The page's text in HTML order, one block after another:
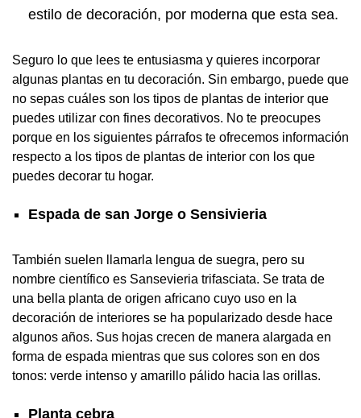
estilo de decoración, por moderna que esta sea.
Seguro lo que lees te entusiasma y quieres incorporar
algunas plantas en tu decoración. Sin embargo, puede que
no sepas cuáles son los tipos de plantas de interior que
puedes utilizar con fines decorativos. No te preocupes
porque en los siguientes párrafos te ofrecemos información
respecto a los tipos de plantas de interior con los que
puedes decorar tu hogar.
Espada de san Jorge o Sensivieria
También suelen llamarla lengua de suegra, pero su
nombre científico es Sansevieria trifasciata. Se trata de
una bella planta de origen africano cuyo uso en la
decoración de interiores se ha popularizado desde hace
algunos años. Sus hojas crecen de manera alargada en
forma de espada mientras que sus colores son en dos
tonos: verde intenso y amarillo pálido hacia las orillas.
Planta cebra